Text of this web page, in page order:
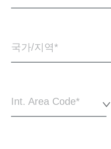
국가/지역*
Int. Area Code*